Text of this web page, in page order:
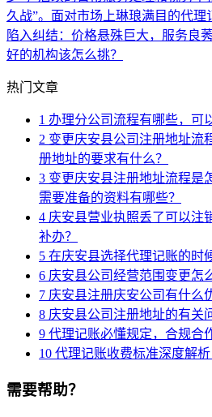
久战”。面对市场上琳琅满目的代理
陷入纠结：价格悬殊巨大，服务良
好的机构该怎么挑？
热门文章
1 办理分公司流程有哪些，可
2 变更庆安县公司注册地址流
册地址的要求有什么？
3 变更庆安县注册地址流程是
需要准备的资料有哪些？
4 庆安县营业执照丢了可以注
补办？
5 在庆安县选择代理记账的时
6 庆安县公司经营范围变更怎
7 庆安县注册庆安公司有什么
8 庆安县公司注册地址的有关
9 代理记账必懂规定，合规合
10 代理记账收费标准深度解
需要帮助？